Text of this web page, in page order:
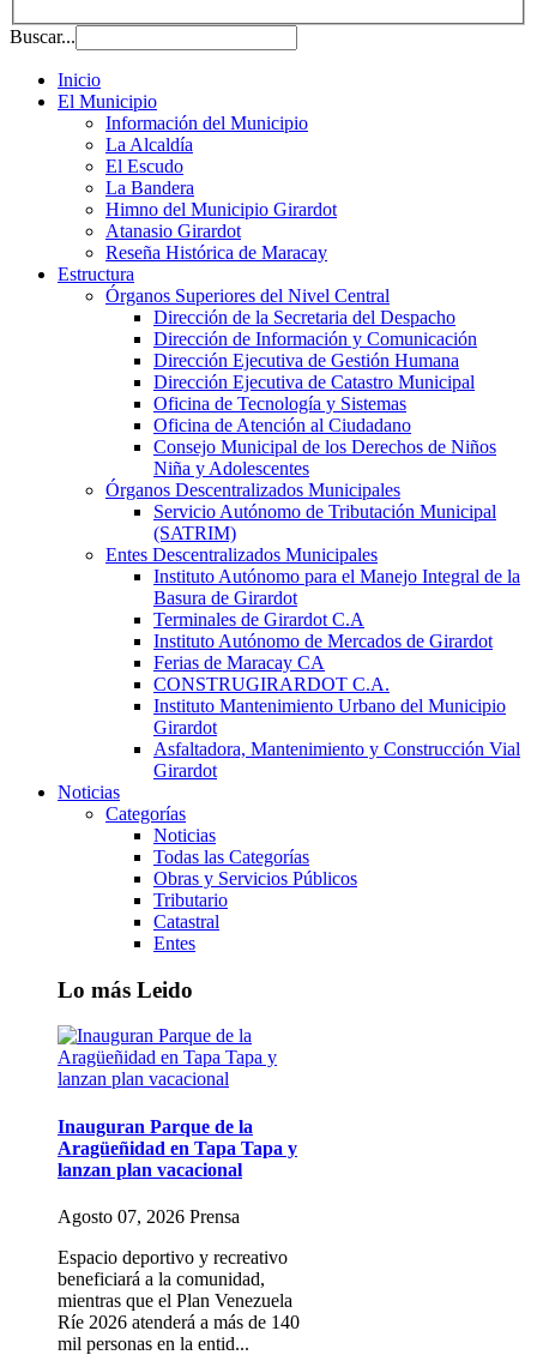
Buscar...
Inicio
El Municipio
Información del Municipio
La Alcaldía
El Escudo
La Bandera
Himno del Municipio Girardot
Atanasio Girardot
Reseña Histórica de Maracay
Estructura
Órganos Superiores del Nivel Central
Dirección de la Secretaria del Despacho
Dirección de Información y Comunicación
Dirección Ejecutiva de Gestión Humana
Dirección Ejecutiva de Catastro Municipal
Oficina de Tecnología y Sistemas
Oficina de Atención al Ciudadano
Consejo Municipal de los Derechos de Niños
Niña y Adolescentes
Órganos Descentralizados Municipales
Servicio Autónomo de Tributación Municipal
(SATRIM)
Entes Descentralizados Municipales
Instituto Autónomo para el Manejo Integral de la
Basura de Girardot
Terminales de Girardot C.A
Instituto Autónomo de Mercados de Girardot
Ferias de Maracay CA
CONSTRUGIRARDOT C.A.
Instituto Mantenimiento Urbano del Municipio
Girardot
Asfaltadora, Mantenimiento y Construcción Vial
Girardot
Noticias
Categorías
Noticias
Todas las Categorías
Obras y Servicios Públicos
Tributario
Catastral
Entes
Lo más Leido
Inauguran Parque de la
Aragüeñidad en Tapa Tapa y
lanzan plan vacacional
Agosto 07, 2026 Prensa
Espacio deportivo y recreativo
beneficiará a la comunidad,
mientras que el Plan Venezuela
Ríe 2026 atenderá a más de 140
mil personas en la entid...